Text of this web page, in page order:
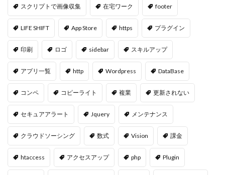
スクリプトで画像収集 在宅ワーク footer
LIFE SHIFT App Store https プラグイン
印刷 ロゴ sidebar スキルアップ
アプリ一覧 http Wordpress DataBase
コンペ コピーライト 複業 更新されない
セキュアアラート Jquery メンテナンス
クラウドソーシング 数式 Vision 課金
htaccess アクセスアップ php Plugin